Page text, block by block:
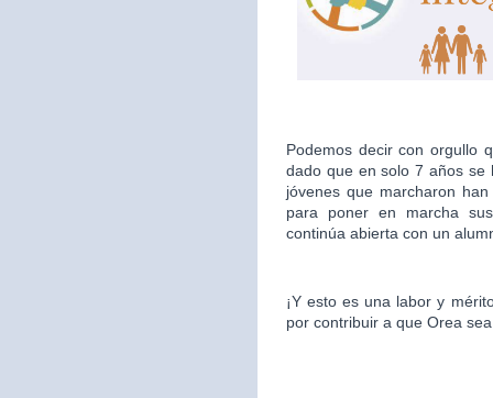
Podemos decir con orgullo
dado que en solo 7 años se
jóvenes que marcharon
para poner en marcha
continúa abierta con un
¡Y esto es una labor y
por contribuir a que Orea